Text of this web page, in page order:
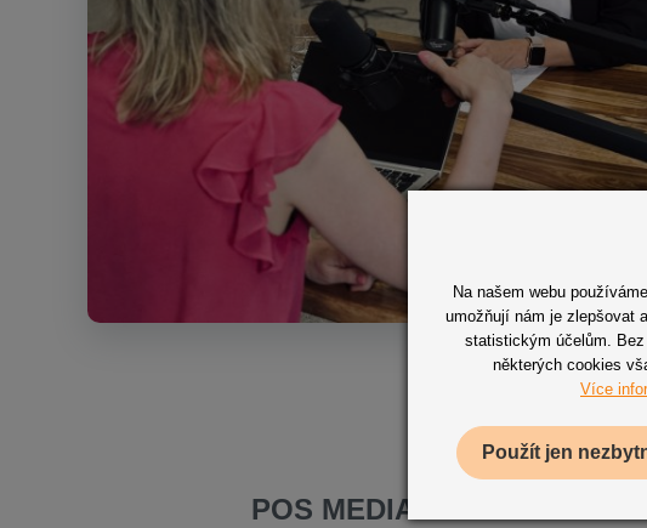
POS MEDIA HOSTEM
Na našem webu
umožňují nám je zlepšovat
statistickým účelům.
některých cookies
Více